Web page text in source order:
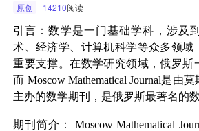
原创 14210阅读
引言：数学是一门基础学科，涉及
术、经济学、计算机科学等众多领域
重要支撑。在数学研究领域，俄罗斯
而 Moscow Mathematical Journal是由莫
主办的数学期刊，是俄罗斯最著名的
期刊简介： Moscow Mathematical